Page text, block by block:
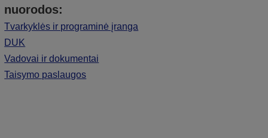
nuorodos:
Tvarkyklės ir programinė įranga
DUK
Vadovai ir dokumentai
Taisymo paslaugos